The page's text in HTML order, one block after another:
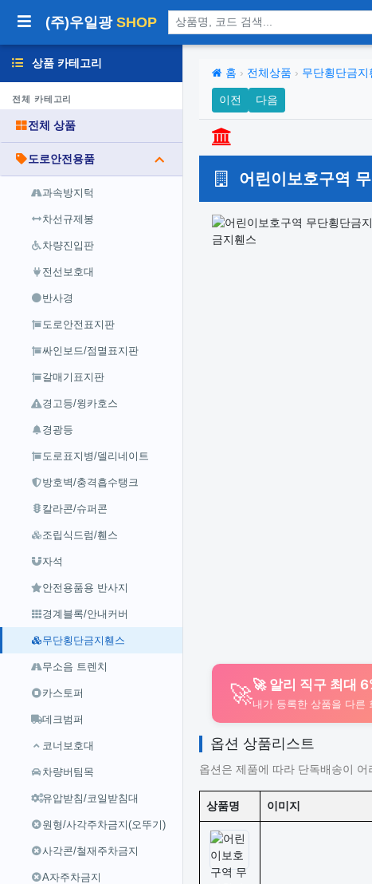
(주)우일광 SHOP 상품 검색
상품 카테고리
전체 카테고리
전체 상품
도로안전용품
과속방지턱
차선규제봉
차량진입판
전선보호대
반사경
도로안전표지판
싸인보드/점멸표지판
갈매기표지판
경고등/윙카호스
경광등
도로표지병/델리네이트
방호벽/충격흡수탱크
칼라콘/슈퍼콘
조립식드럼/휀스
자석
안전용품용 반사지
경계블록/안내커버
무단횡단금지휀스
무소음 트렌치
카스토퍼
데크범퍼
코너보호대
차량버팀목
유압받침/코일받침대
원형/사각주차금지(오뚜기)
사각콘/철재주차금지
A자주차금지
홈 › 전체상품 › 무단횡단금지
이전 다음
어린이보호구역
🚀🚀 알리 직구 최대
내가 등록한 상품을 다른
옵션 상품리스트
옵션은 제품에 따라 단독배송이 어
상품명 이미지